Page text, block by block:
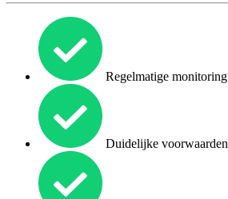
Regelmatige monitoring
Duidelijke voorwaarden